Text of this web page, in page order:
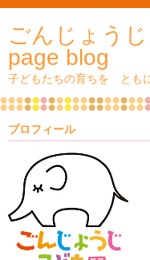
ごんじょう
page blog
子どもたちの育ちを とも
プロフィール